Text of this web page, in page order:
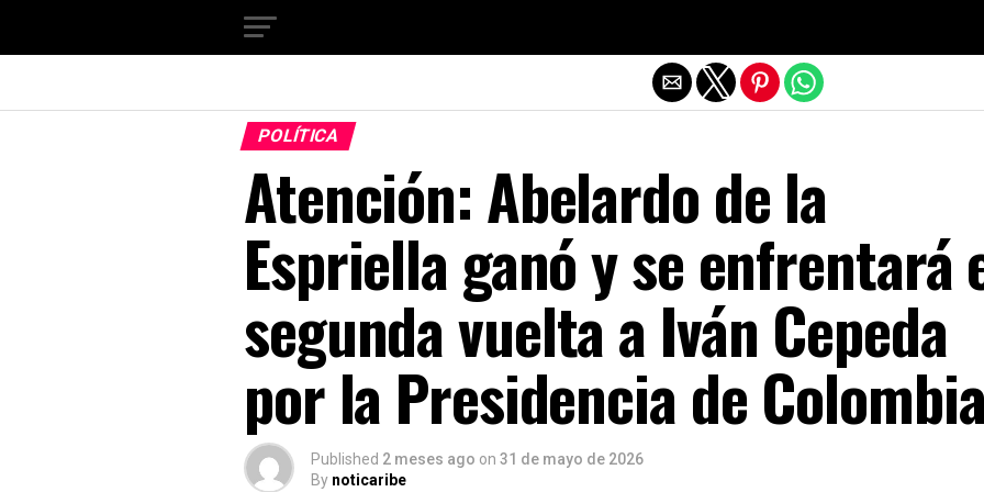
POLÍTICA
Atención: Abelardo de la
Espriella ganó y se enfrentará
segunda vuelta a Iván Cepeda
por la Presidencia de
Published 2 meses ago on 31 de mayo de 2026
By noticaribe